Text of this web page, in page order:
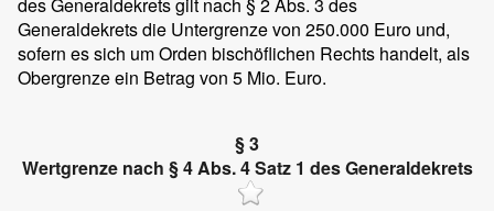
des Generaldekrets gilt nach § 2 Abs. 3 des
Generaldekrets die Untergrenze von 250.000 Euro und,
sofern es sich um Orden bischöflichen Rechts handelt, als
Obergrenze ein Betrag von 5 Mio. Euro.
§ 3
Wertgrenze nach § 4 Abs. 4 Satz 1 des Generaldekrets